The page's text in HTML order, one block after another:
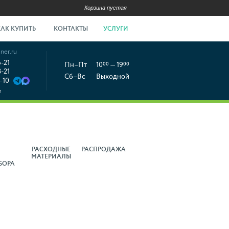
Корзина пустая
КУПИТЬ КОНТАКТЫ УСЛУГИ
21
21
10
Пн–Пт 1000 — 1900
Сб–Вс Выходной
РАСХОДНЫЕ
МАТЕРИАЛЫ
РАСПРОДАЖА